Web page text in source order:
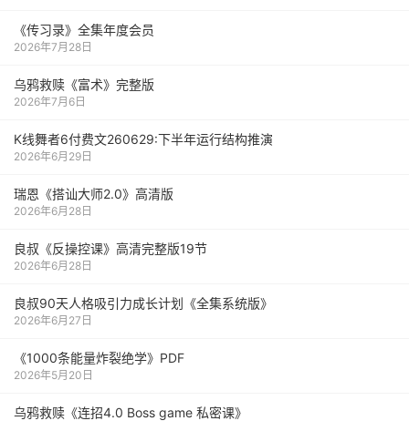
《传习录》全集年度会员
2026年7月28日
乌鸦救赎《富术》完整版
2026年7月6日
K线舞者6付费文260629:下半年运行结构推演
2026年6月29日
瑞恩《搭讪大师2.0》高清版
2026年6月28日
良叔《反操控课》高清完整版19节
2026年6月28日
良叔90天人格吸引力成长计划《全集系统版》
2026年6月27日
《1000‮能条‬‎量‮裂炸‬‎绝学》PDF
2026年5月20日
乌鸦救赎《连招4.0 Boss game 私密课》